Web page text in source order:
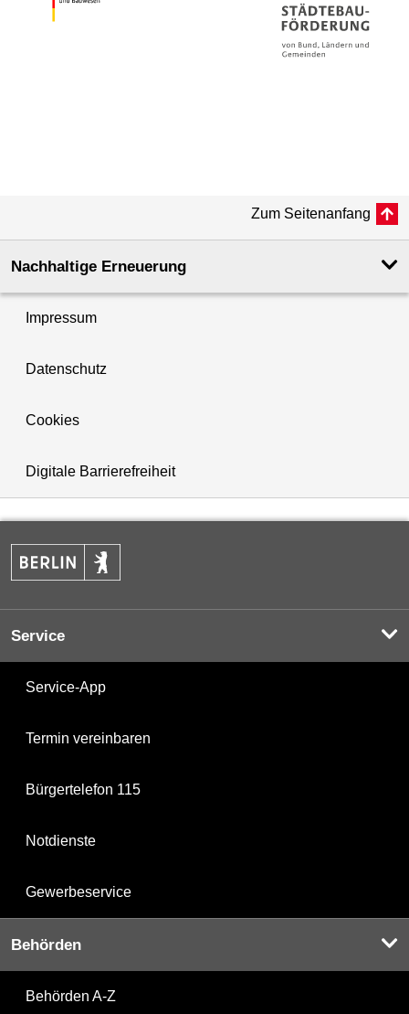
Zum Seitenanfang
Nachhaltige Erneuerung
Impressum
Datenschutz
Cookies
Digitale Barrierefreiheit
Service
Service-App
Termin vereinbaren
Bürgertelefon 115
Notdienste
Gewerbeservice
Behörden
Behörden A-Z